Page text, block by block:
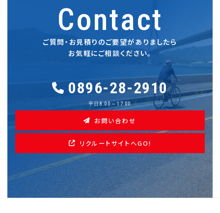
Contact
ご質問・お見積りのご要望がありましたら
お気軽にご相談ください。
0896-28-2910
平日8:00～17:00
お問い合わせ
リクルートサイトへGO!